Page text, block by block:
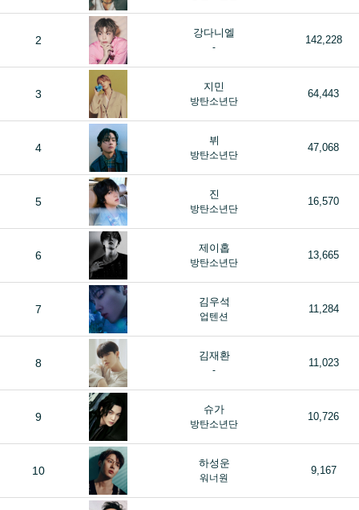
2
강다니엘
-
142,228
3
지민
방탄소년단
64,443
4
뷔
방탄소년단
47,068
5
진
방탄소년단
16,570
6
제이홉
방탄소년단
13,665
7
김우석
업텐션
11,284
8
김재환
-
11,023
9
슈가
방탄소년단
10,726
10
하성운
워너원
9,167